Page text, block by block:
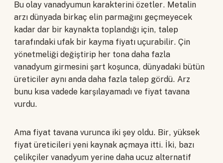
Bu olay vanadyumun karakterini özetler. Metalin
arzı dünyada birkaç elin parmağını geçmeyecek
kadar dar bir kaynakta toplandığı için, talep
tarafındaki ufak bir kayma fiyatı uçurabilir. Çin
yönetmeliği değiştirip her tona daha fazla
vanadyum girmesini şart koşunca, dünyadaki bütün
üreticiler aynı anda daha fazla talep gördü. Arz
bunu kısa vadede karşılayamadı ve fiyat tavana
vurdu.
Ama fiyat tavana vurunca iki şey oldu. Bir, yüksek
fiyat üreticileri yeni kaynak açmaya itti. İki, bazı
çelikçiler vanadyum yerine daha ucuz alternatif